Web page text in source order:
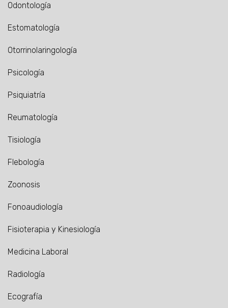
Odontología
Estomatología
Otorrinolaringología
Psicología
Psiquiatría
Reumatología
Tisiología
Flebología
Zoonosis
Fonoaudiología
Fisioterapia y Kinesiología
Medicina Laboral
Radiología
Ecografía